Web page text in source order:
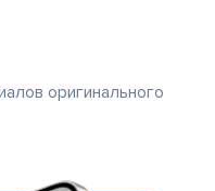
оригинального